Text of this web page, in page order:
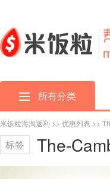
所有分类
米饭粒海淘返利 >> 优惠列表 >>
标签 The-